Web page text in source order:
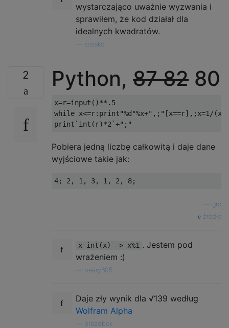
wystarczająco uważnie wyzwania i
sprawiłem, że kod działał dla
idealnych kwadratów.
stoisko
2 Python, 8782 80
x=r=input()**.5
while x<=r:print"%d"%x+",;"[x==r],;x=1/
Pobiera jedną liczbę całkowitą i daje dane
wyjściowe takie jak:
grc
źródło
x-int(x) -> x%1 . Jestem pod
wrażeniem :)
beary605
Daje zły wynik dla √139 według
Wolfram Alpha
breadbox